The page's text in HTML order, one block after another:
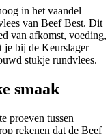
in het vaandel
van Beef Best. Dit
van afkomst, voeding,
je bij de Keurslager
stukje rundvlees.
smaak
proeven tussen
rekenen dat de Beef